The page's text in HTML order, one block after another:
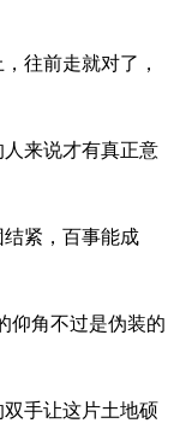
往前走就对了，
来说才有真正意
紧，百事能成
仰角不过是伪装的
手让这片土地硕